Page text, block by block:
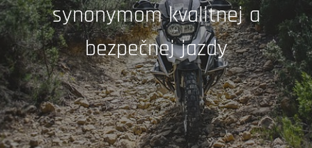
synonymom kvalitnej a
bezpečnej jazdy